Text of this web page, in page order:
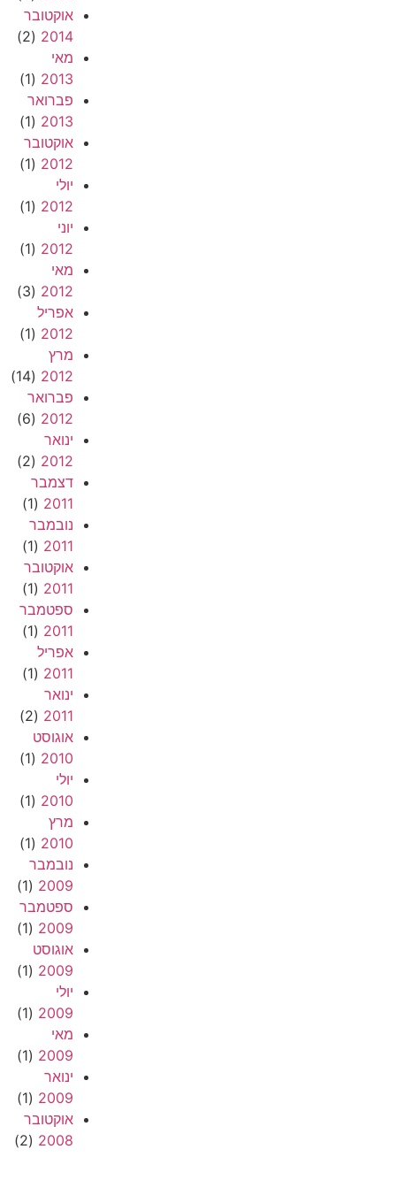
אוקטובר
2014
(2)
מאי
2013
(1)
פברואר
2013
(1)
אוקטובר
2012
(1)
יולי
2012
(1)
יוני
2012
(1)
מאי
2012
(3)
אפריל
2012
(1)
מרץ
2012
(14)
פברואר
2012
(6)
ינואר
2012
(2)
דצמבר
2011
(1)
נובמבר
2011
(1)
אוקטובר
2011
(1)
ספטמבר
2011
(1)
אפריל
2011
(1)
ינואר
2011
(2)
אוגוסט
2010
(1)
יולי
2010
(1)
מרץ
2010
(1)
נובמבר
2009
(1)
ספטמבר
2009
(1)
אוגוסט
2009
(1)
יולי
2009
(1)
מאי
2009
(1)
ינואר
2009
(1)
אוקטובר
2008
(2)